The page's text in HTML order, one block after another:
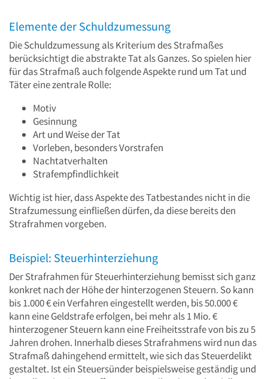
Elemente der Schuldzumessung
Die Schuldzumessung als Kriterium des Strafmaßes
berücksichtigt die abstrakte Tat als Ganzes. So spielen hier
für das Strafmaß auch folgende Aspekte rund um Tat und
Täter eine zentrale Rolle:
Motiv
Gesinnung
Art und Weise der Tat
Vorleben, besonders Vorstrafen
Nachtatverhalten
Strafempfindlichkeit
Wichtig ist hier, dass Aspekte des Tatbestandes nicht in die
Strafzumessung einfließen dürfen, da diese bereits den
Strafrahmen vorgeben.
Beispiel: Steuerhinterziehung
Der Strafrahmen für Steuerhinterziehung bemisst sich ganz
konkret nach der Höhe der hinterzogenen Steuern. So kann
bis 1.000 € ein Verfahren eingestellt werden, bis 50.000 €
kann eine Geldstrafe erfolgen, bei mehr als 1 Mio. €
hinterzogener Steuern kann eine Freiheitsstrafe von bis zu 5
Jahren drohen. Innerhalb dieses Strafrahmens wird nun das
Strafmaß dahingehend ermittelt, wie sich das Steuerdelikt
gestaltet. Ist ein Steuersünder beispielsweise geständig und